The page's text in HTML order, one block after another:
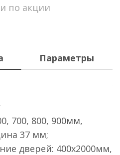
по акции
Параметры
700, 800, 900мм,
37 мм;
дверей: 400х2000мм,